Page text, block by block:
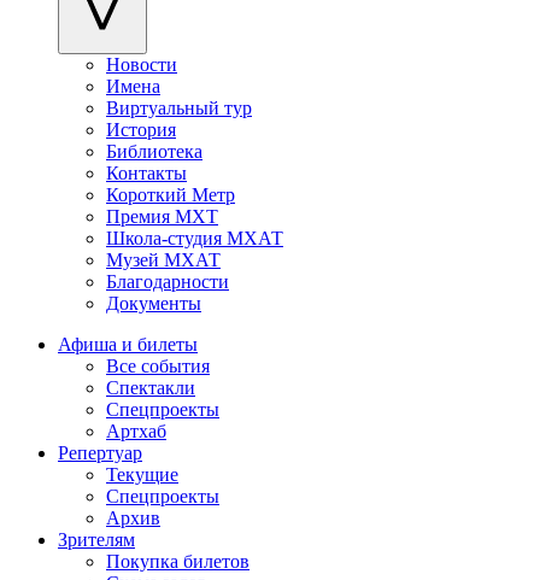
Новости
Имена
Виртуальный тур
История
Библиотека
Контакты
Короткий Метр
Премия МХТ
Школа-студия МХАТ
Музей МХАТ
Благодарности
Документы
Афиша и билеты
Все события
Спектакли
Спецпроекты
Артхаб
Репертуар
Текущие
Спецпроекты
Архив
Зрителям
Покупка билетов